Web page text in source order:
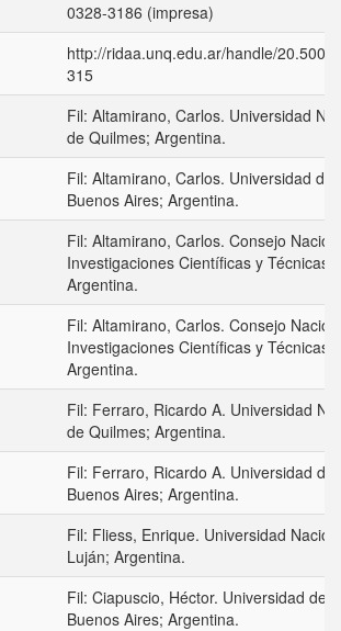
0328-3186 (impresa)
http://ridaa.unq.edu.ar/handle/
315
Fil: Altamirano, Carlos. Universidad
de Quilmes; Argentina.
Fil: Altamirano, Carlos. Universidad de
Buenos Aires; Argentina.
Fil: Altamirano, Carlos. Consejo
Investigaciones Científicas y Técnicas;
Argentina.
Fil: Altamirano, Carlos. Consejo
Investigaciones Científicas y Técnicas;
Argentina.
Fil: Ferraro, Ricardo A. Universidad
de Quilmes; Argentina.
Fil: Ferraro, Ricardo A. Universidad de
Buenos Aires; Argentina.
Fil: Fliess, Enrique. Universidad
Luján; Argentina.
Fil: Ciapuscio, Héctor. Universidad de
Buenos Aires; Argentina.